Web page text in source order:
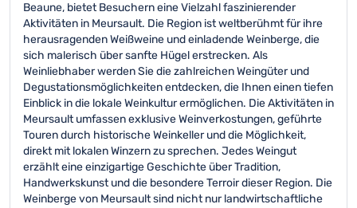
Beaune, bietet Besuchern eine Vielzahl faszinierender
Aktivitäten in Meursault. Die Region ist weltberühmt für ihre
herausragenden Weißweine und einladende Weinberge, die
sich malerisch über sanfte Hügel erstrecken. Als
Weinliebhaber werden Sie die zahlreichen Weingüter und
Degustationsmöglichkeiten entdecken, die Ihnen einen tiefen
Einblick in die lokale Weinkultur ermöglichen. Die Aktivitäten in
Meursault umfassen exklusive Weinverkostungen, geführte
Touren durch historische Weinkeller und die Möglichkeit,
direkt mit lokalen Winzern zu sprechen. Jedes Weingut
erzählt eine einzigartige Geschichte über Tradition,
Handwerkskunst und die besondere Terroir dieser Region. Die
Weinberge von Meursault sind nicht nur landwirtschaftliche